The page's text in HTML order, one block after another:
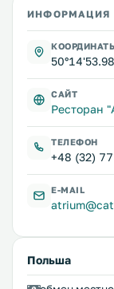
ИНФОРМАЦИЯ
САЙТ
Ресторан
ТЕЛЕФОН
+48 (32)
E-MAIL
Польша